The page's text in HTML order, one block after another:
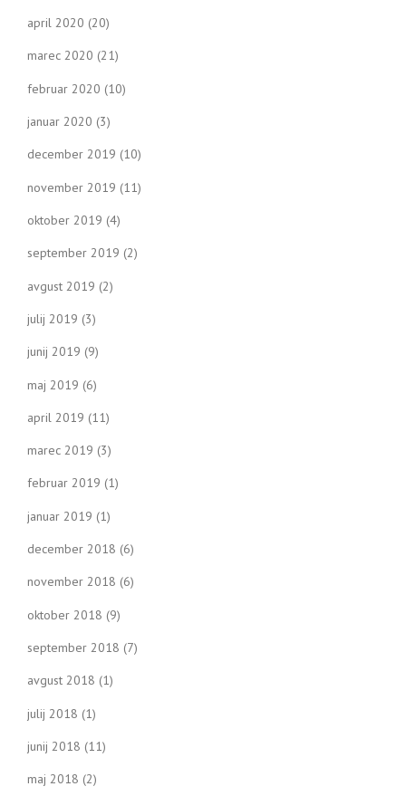
april 2020 (20)
marec 2020 (21)
februar 2020 (10)
januar 2020 (3)
december 2019 (10)
november 2019 (11)
oktober 2019 (4)
september 2019 (2)
avgust 2019 (2)
julij 2019 (3)
junij 2019 (9)
maj 2019 (6)
april 2019 (11)
marec 2019 (3)
februar 2019 (1)
januar 2019 (1)
december 2018 (6)
november 2018 (6)
oktober 2018 (9)
september 2018 (7)
avgust 2018 (1)
julij 2018 (1)
junij 2018 (11)
maj 2018 (2)